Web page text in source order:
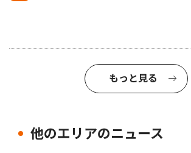
もっと見る
他のエリアのニュース